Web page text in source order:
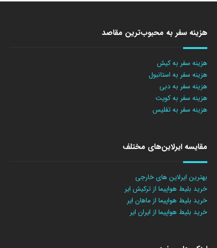
هزینه سفر به محبوب‌ترین مقاصد
هزینه سفر به کیش
هزینه سفر به استانبول
هزینه سفر به دبی
هزینه سفر به کویت
هزینه سفر به تفلیس
مقایسه ایرلاین‌های مختلف
بهترین ایرلاین های خارجی
خرید بلیط هواپیما از ترکیش ایر
خرید بلیط هواپیما از ماهان ایر
خرید بلیط هواپیما از ایران ایر